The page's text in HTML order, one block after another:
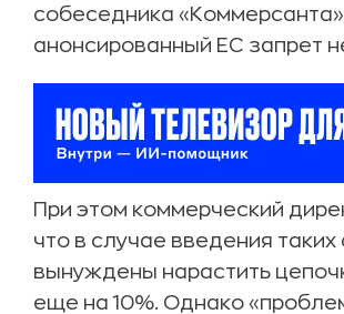
собеседника
анонсированный ЕС запрет
При этом коммерческий
что в случае введения
вынуждены нарастить
еще на 10%. Однако